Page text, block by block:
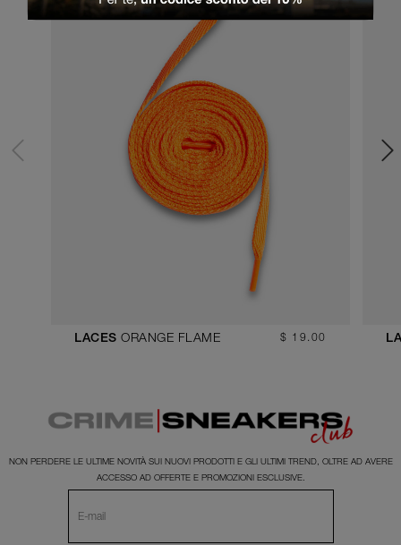
LACES ORANGE FLAME $ 19.00
NON PERDERE LE ULTIME NOVITÀ SUI NUOVI PRODOTTI E GLI ULTIMI TREND, OLTRE AD AVERE
ACCESSO AD OFFERTE E PROMOZIONI ESCLUSIVE.